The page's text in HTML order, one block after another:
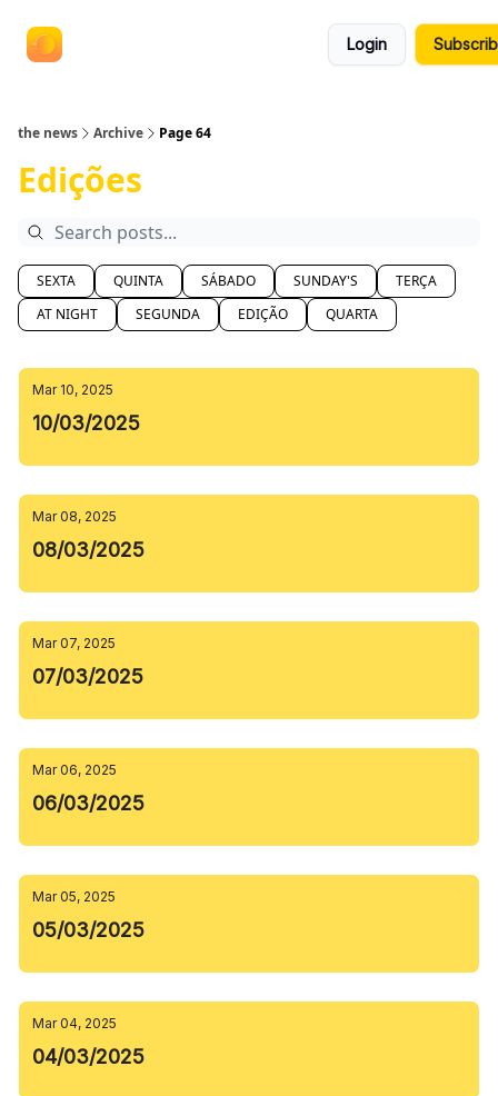
Login
the news Archive Page 64
Edições
SEXTA QUINTA SÁBADO SUNDAY'S
TERÇA
AT NIGHT
SEGUNDA EDIÇÃO QUARTA
Mar 10, 2025
10/03/2025
Mar 08, 2025
08/03/2025
Mar 07, 2025
07/03/2025
Mar 06, 2025
06/03/2025
Mar 05, 2025
05/03/2025
Mar 04, 2025
04/03/2025